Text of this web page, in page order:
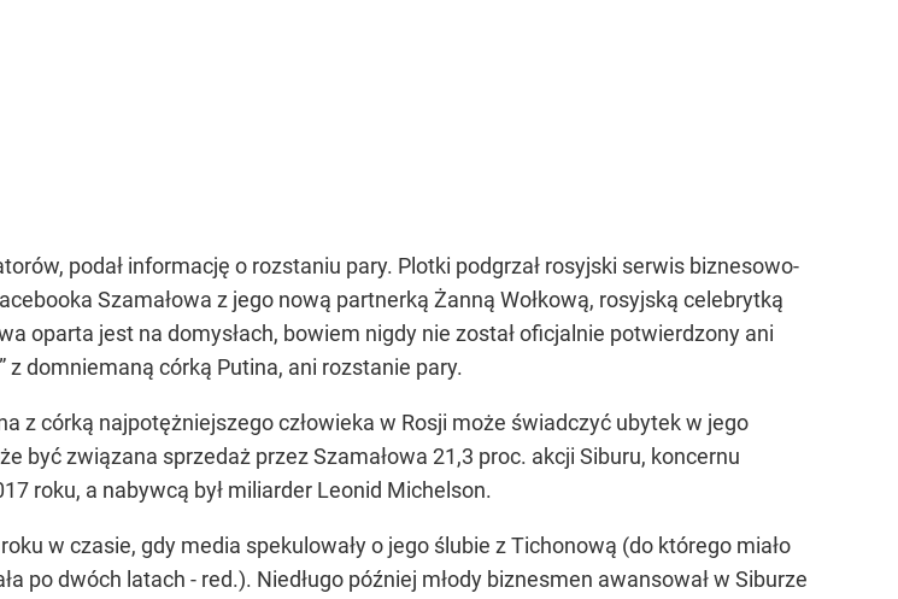
podał informację o rozstaniu pary. Plotki podgrzał rosyjski serwis biznesowo-
Szamałowa z jego nową partnerką Żanną Wołkową, rosyjską celebrytką
oparta jest na domysłach, bowiem nigdy nie został oficjalnie potwierdzony ani
z domniemaną córką Putina, ani rozstanie pary.
z córką najpotężniejszego człowieka w Rosji może świadczyć ubytek w jego
być związana sprzedaż przez Szamałowa 21,3 proc. akcji Siburu, koncernu
roku, a nabywcą był miliarder Leonid Michelson.
w czasie, gdy media spekulowały o jego ślubie z Tichonową (do którego miało
po dwóch latach - red.). Niedługo później młody biznesmen awansował w Siburze